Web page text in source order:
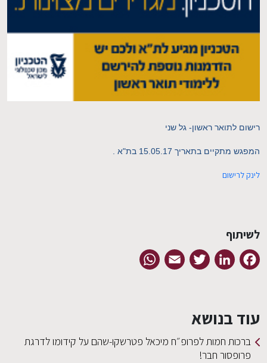
קשרי תעשייה
צרו קשר
רישום לתואר ראשון- גל שני
המפגש מתקיים בתאריך 15.05.17 בת"א .
לינק לרישום
לשיתוף
Facebook
LinkedIn
Twitter
Email
עוד בנושא
ברכות חמות לפרופ״ח מיכאל פטרשקו-שהם על קידומו לדרגת
פרופסור חבר!